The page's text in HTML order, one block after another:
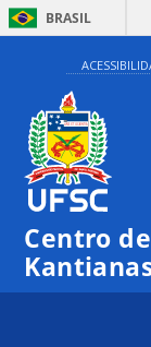
BRASIL
Centro